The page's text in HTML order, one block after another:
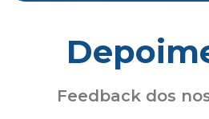
Feedback dos